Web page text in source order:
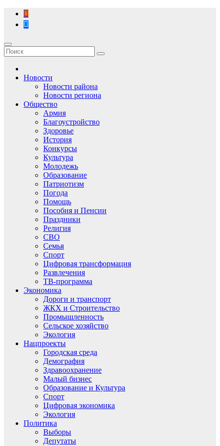
Перейти
содержимому
Новости
Новости района
Новости региона
Общество
Армия
Благоустройство
Здоровье
История
Конкурсы
Культура
Молодежь
Образование
Патриотизм
Погода
Помощь
Пособия и Пенсии
Праздники
Религия
СВО
Семья
Спорт
Цифровая трансформация
Развлечения
ТВ-программа
Экономика
Дороги и транспорт
ЖКХ и Строительство
Промышленность
Сельское хозяйство
Экология
Нацпроекты
Городская среда
Демография
Здравоохранение
Малый бизнес
Образование и Культура
Спорт
Цифровая экономика
Экология
Политика
Выборы
Депутаты